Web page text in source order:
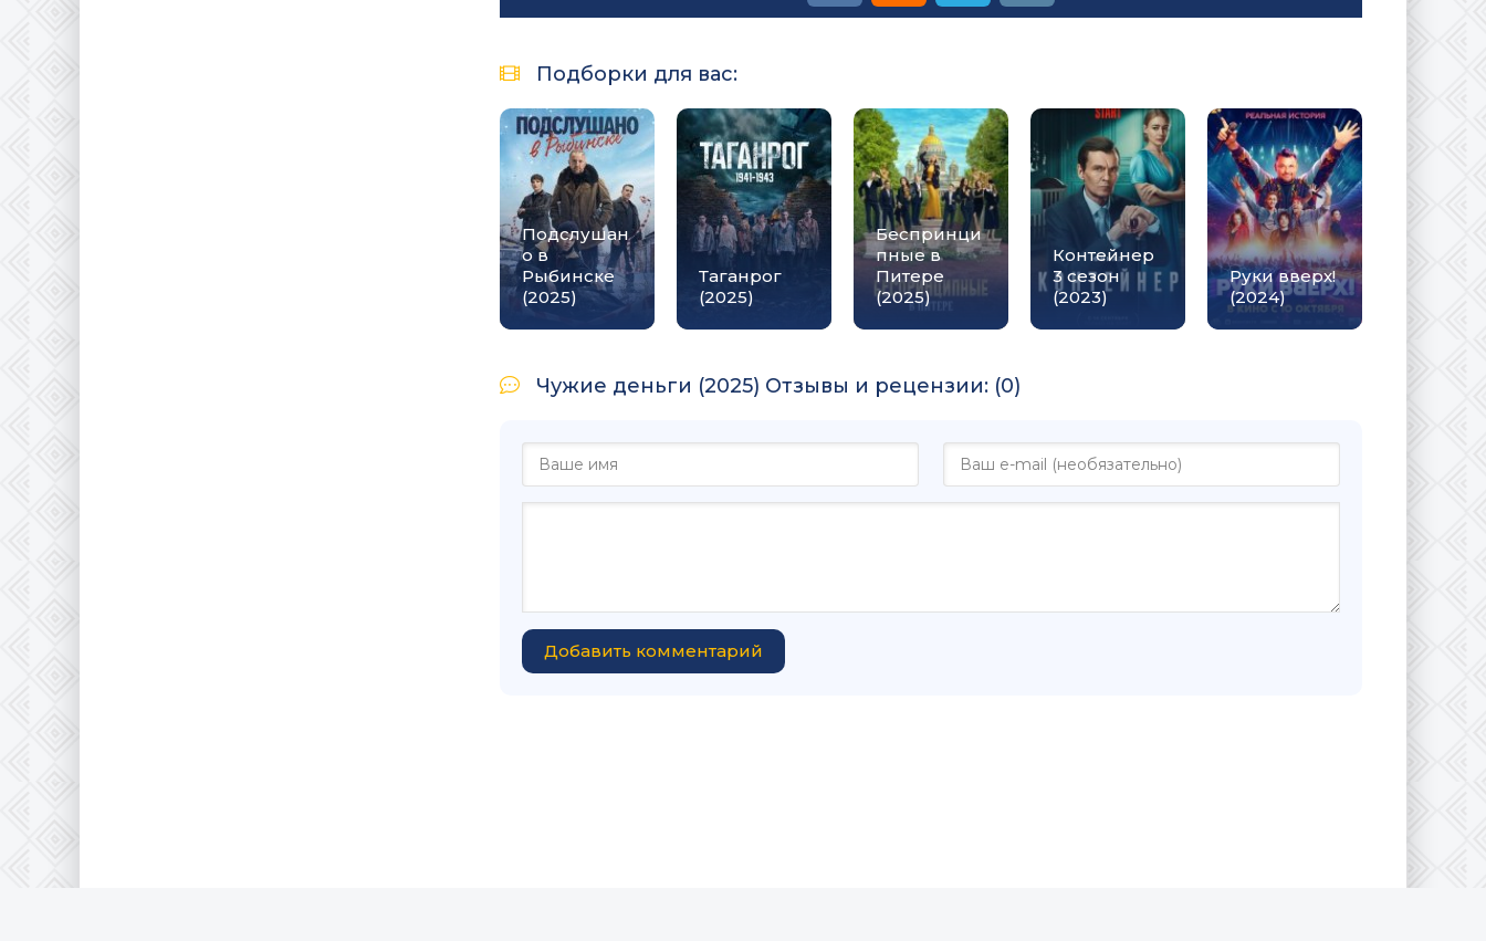
Подборки для вас:
Подслушан
о в
Рыбинске
(2025)
Таганрог
(2025)
Беспринци
пные в
Питере
(2025)
Контейнер
3 сезон
(2023)
Руки вверх!
(2024)
Чужие деньги (2025) Отзывы и рецензии: (0)
Добавить комментарий